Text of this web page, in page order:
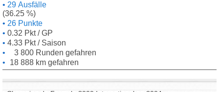
29 Ausfälle
(36.25 %)
26 Punkte
0.32 Pkt / GP
4.33 Pkt / Saison
3 800 Runden gefahren
18 888 km gefahren